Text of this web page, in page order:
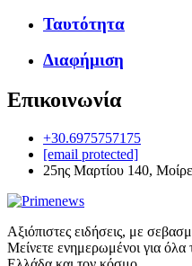
Ταυτότητα
Διαφήμιση
Επικοινωνία
+30.6975757175
[email protected]
25ης Μαρτίου 140,
Αξιόπιστες ειδήσεις, με
Μείνετε ενημερωμένοι για όλα